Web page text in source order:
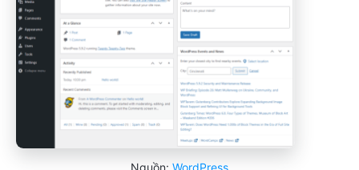
Nguồn: WordPress